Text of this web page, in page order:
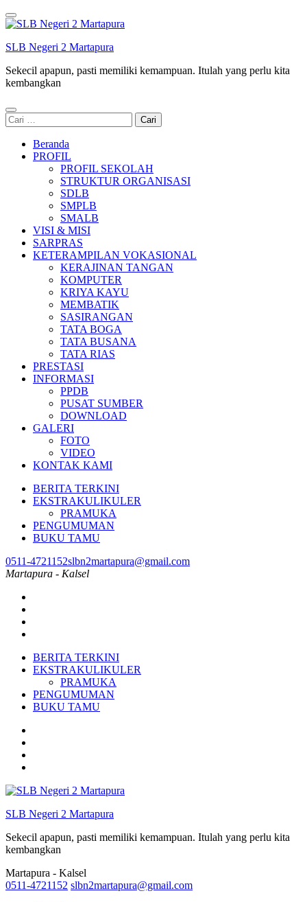
Lompat
ke
(Tekan
SLB Negeri 2 Martapura
Sekecil apapun, pasti memiliki kemampuan. Itulah yang perlu kita
kembangkan
Cari
untuk:
Beranda
PROFIL
PROFIL SEKOLAH
STRUKTUR ORGANISASI
SDLB
SMPLB
SMALB
VISI & MISI
SARPRAS
KETERAMPILAN VOKASIONAL
KERAJINAN TANGAN
KOMPUTER
KRIYA KAYU
MEMBATIK
SASIRANGAN
TATA BOGA
TATA BUSANA
TATA RIAS
PRESTASI
INFORMASI
PPDB
PUSAT SUMBER
DOWNLOAD
GALERI
FOTO
VIDEO
KONTAK KAMI
BERITA TERKINI
EKSTRAKULIKULER
PRAMUKA
PENGUMUMAN
BUKU TAMU
0511-4721152slbn2martapura@gmail.com
Martapura - Kalsel
BERITA TERKINI
EKSTRAKULIKULER
PRAMUKA
PENGUMUMAN
BUKU TAMU
SLB Negeri 2 Martapura
Sekecil apapun, pasti memiliki kemampuan. Itulah yang perlu kita
kembangkan
Martapura - Kalsel
0511-4721152 slbn2martapura@gmail.com